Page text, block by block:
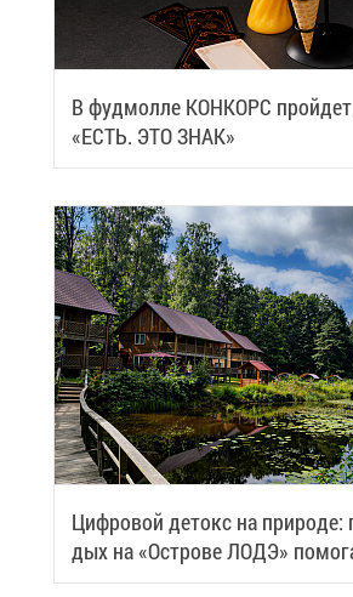
В фуд­мол­ле КОН­КОРС прой­дет
«ЕСТЬ. ЭТО ЗНАК»
Циф­ро­вой де­токс на
дых на «Ост­ро­ве ЛОДЭ»
вить си­лы